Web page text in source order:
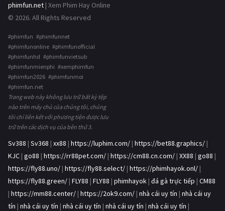
phimfun.net | Xem Phim Hay Online
© 2026. All Rights Reserved
#phimfun #phimfunnet
#phimfunonline #phimfunofficial
#phimfunhd #phimfunvietsub
#phimfunmienphi #xemphimfun
#phimfun2026 #phimfunmoi
#phimfun.net
Trang web này không lưu trữ bất kỳ tệp
nào trên máy chủ của chúng tôi, chúng
tôi chỉ liên kết với phương tiện được lưu
trữ trên các dịch vụ của bên thứ 3.
Sv388 | Sv368 | xx88 | https://luphim.com/ | https://bet88.graphics/ |
KJC | go88 | https://rr88pet.com/ | https://cm88.cn.com/ | XX88 | go88 |
https://fly88.uno/ | https://fly88.select/ | https://phimhayok.onl/ |
https://fly88.green/ | FLY88 | FLY88 | phimhayok | đá gà trực tiếp | CM88
| https://mm88.center/ | https://2ok9.com/ | nhà cái uy tín | nhà cái uy
tín | nhà cái uy tín | nhà cái uy tín | nhà cái uy tín | nhà cái uy tín |